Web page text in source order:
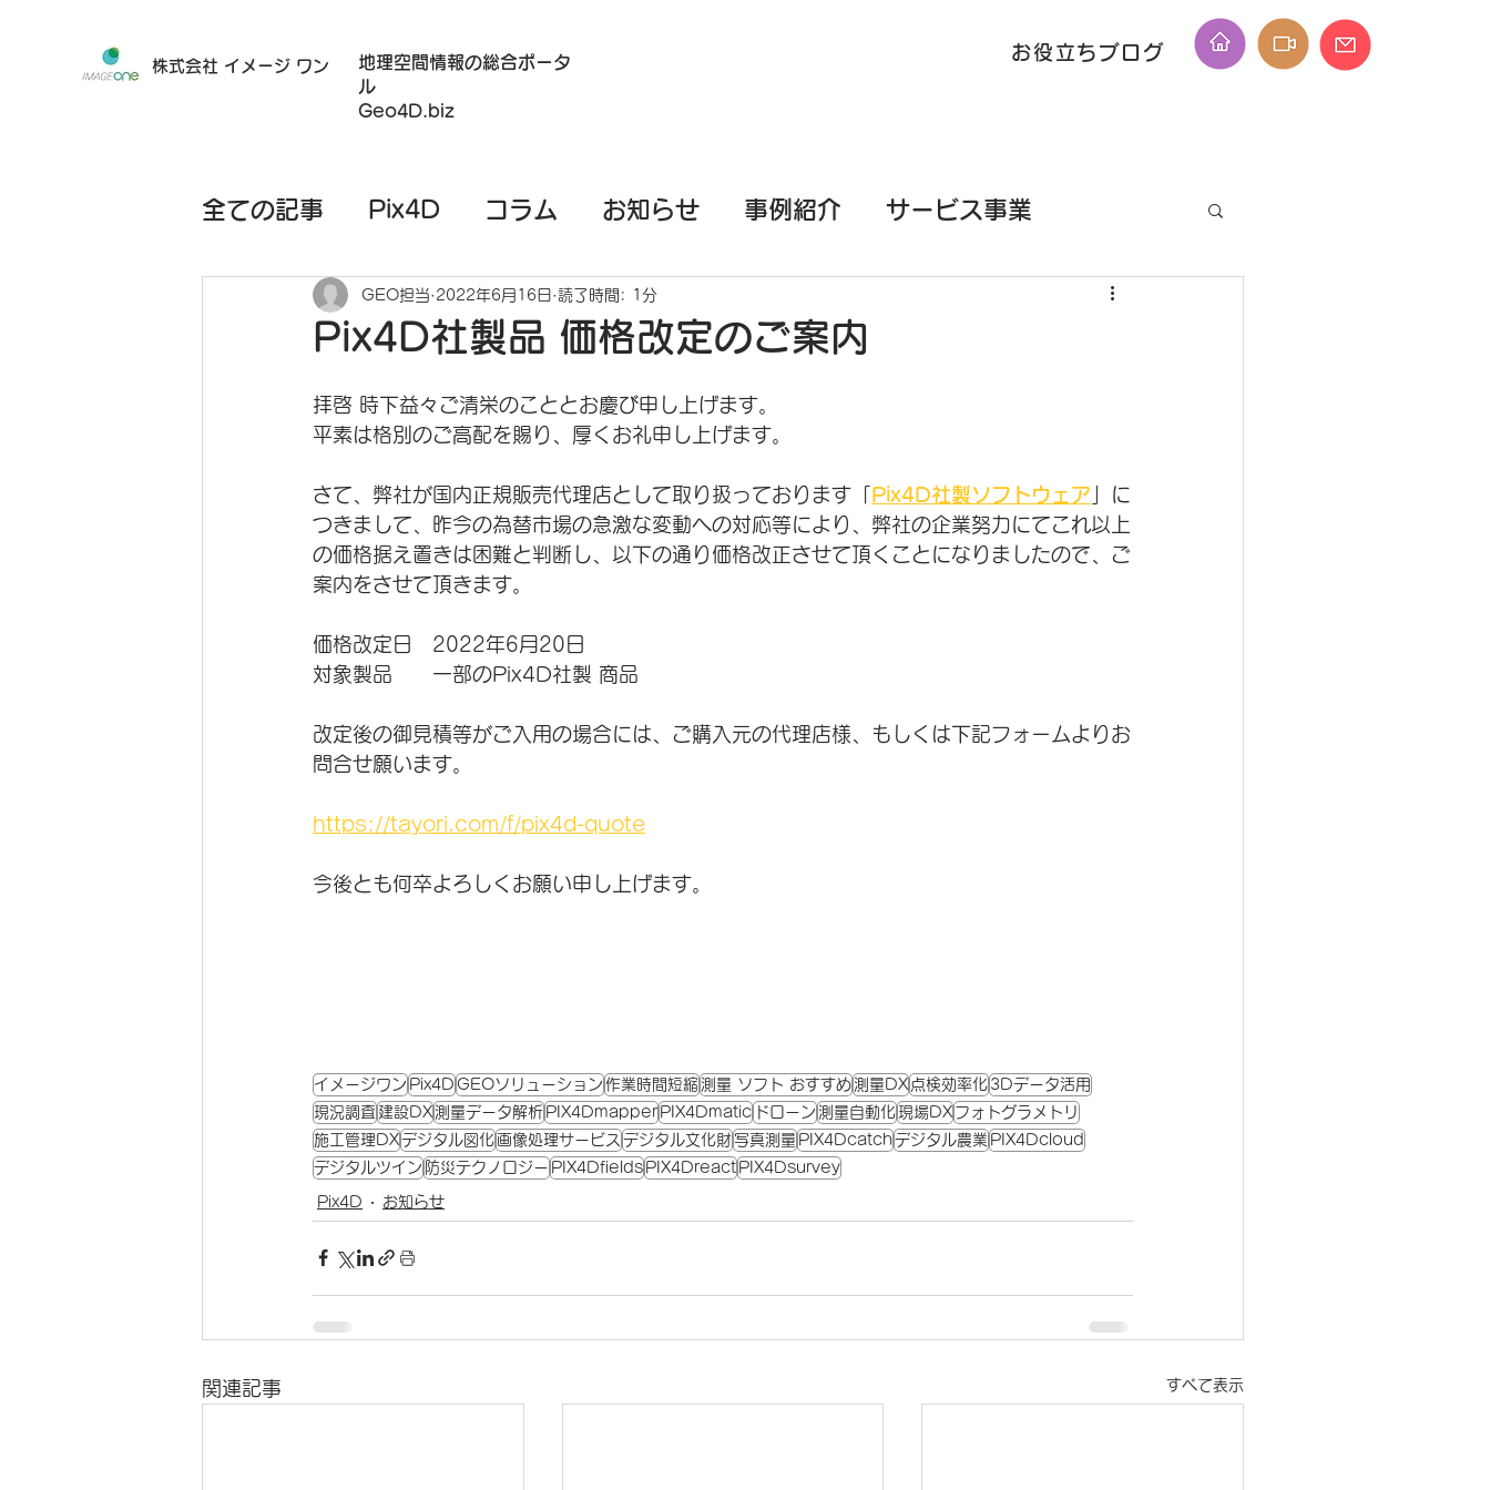
株式会社 イメージ ワン
地理空間情報の総合ポータ
ル
Geo4D.biz
お役立ちブログ
全ての記事 Pix4D コラム お知らせ 事例紹介 サービス事業
ハードウェア モバイル端末（スマホ/タブレット）測量
Pix4D社製品 価格改定のご案内
GEO担当 2022年6月16日 読了時間: 1分
拝啓 時下益々ご清栄のこととお慶び申し上げます。
平素は格別のご高配を賜り、厚くお礼申し上げます。
さて、弊社が国内正規販売代理店として取り扱っております「 Pix4D社製ソフトウェア 」に
つきまして、昨今の為替市場の急激な変動への対応等により、弊社の企業努力にてこれ以上
の価格据え置きは困難と判断し、以下の通り価格改正させて頂くことになりましたので、ご
案内をさせて頂きます。
価格改定日　2022年6月20日
対象製品　　一部のPix4D社製 商品
改定後の御見積等がご入用の場合には、ご購入元の代理店様、もしくは下記フォームよりお
問合せ願います。
https://tayori.com/f/pix4d-quote
今後とも何卒よろしくお願い申し上げます。
イメージワン Pix4D GEOソリューション 作業時間短縮 測量 ソフト おすすめ 測量DX 点検効率化 3Dデータ活用
現況調査 建設DX 測量データ解析 PIX4Dmapper PIX4Dmatic ドローン 測量自動化 現場DX フォトグラメトリ
施工管理DXデジタル図化画像処理サービス デジタル文化財 写真測量 PIX4Dcatchデジタル農業 PIX4Dcloud
デジタルツイン 防災テクノロジー PIX4Dfields PIX4Dreact PIX4Dsurvey
Pix4D お知らせ
関連記事 すべて表示